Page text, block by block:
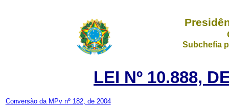
Subchefia
LEI Nº 10.888,
Conversão da MPv nº 182, de 2004